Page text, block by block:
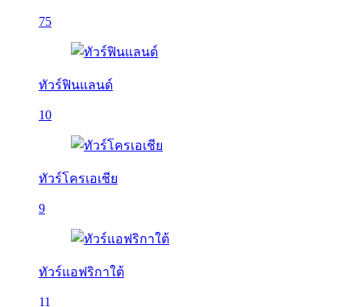
75
ทัวร์ฟินแลนด์
10
ทัวร์โครเอเชีย
9
ทัวร์แอฟริกาใต้
11